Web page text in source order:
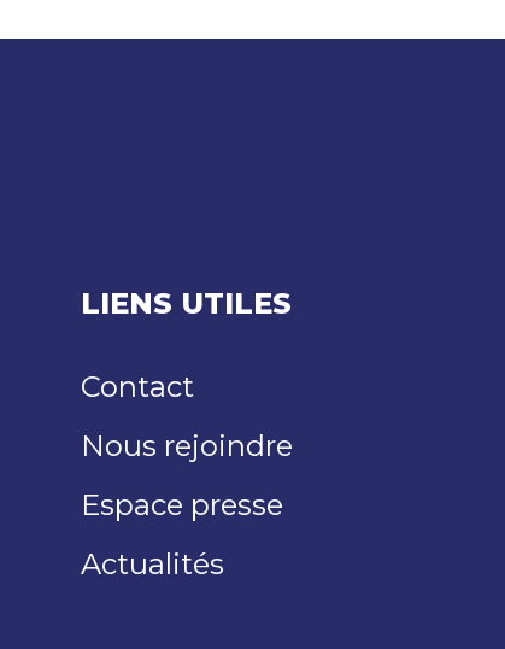
LIENS UTILES
Contact
Nous rejoindre
Espace presse
Actualités